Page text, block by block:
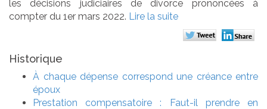
les décisions judiciaires de divorce prononcées à
compter du 1er mars 2022. Lire la suite
Historique
À chaque dépense correspond une créance entre
époux
Prestation compensatoire : Faut-il prendre en